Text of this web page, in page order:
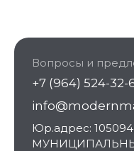
Вопросы и
+7 (964) 524-32-
Юр.адрес: